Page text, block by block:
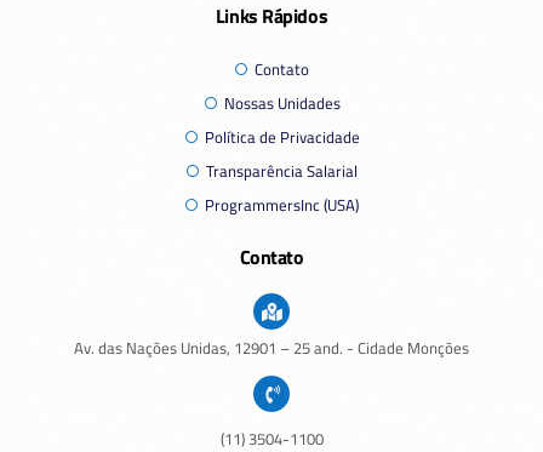
Links Rápidos
Contato
Nossas Unidades
Política de Privacidade
Transparência Salarial
ProgrammersInc (USA)
Contato
Av. das Nações Unidas, 12901 – 25 and. - Cidade Monções
(11) 3504-1100